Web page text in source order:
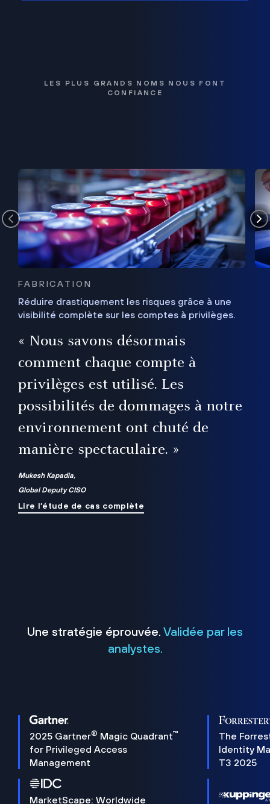
LES PLUS GRANDS NOMS NOUS FONT
CONFIANCE
FABRICATION
Réduire drastiquement les risques grâce à une
visibilité complète sur les comptes à privilèges.
« Nous savons désormais
comment chaque compte à
privilèges est utilisé. Les
possibilités de dommages à notre
environnement ont chuté de
manière spectaculaire. »
Mukesh Kapadia,
Global Deputy CISO
Lire l’étude de cas complète
Une stratégie éprouvée. Validée par les
analystes.
2025 Gartner® Magic Quadrant™
for Privileged Access
Management
The
Identity
T3 2025
MarketScape: Worldwide